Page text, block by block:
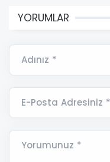
YORUMLAR
Adınız *
E-Posta Adresiniz *
Yorumunuz *